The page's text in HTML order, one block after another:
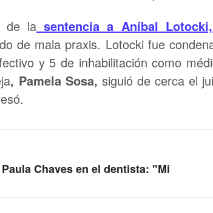
de la sentencia a Aníbal
de mala praxis. Lotocki fue
y 5 de inhabilitación como
, Pamela Sosa, siguió de cerca el
Chaves en el dentista: "Mi